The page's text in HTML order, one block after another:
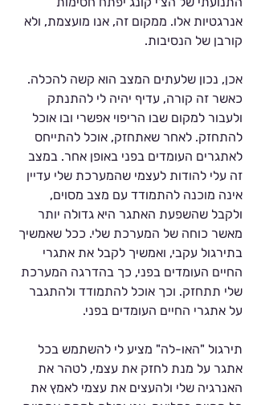
אנרגטיות אלו. ממקום זה, אנו מועצמת, ולא
קורבן של הנסיבות.
אכן, נכון שלעתים המצב הוא קשה להכלה.
כאשר זה קורה, עדיף יהיה לי להתנתק
ולעבור למקום שבו הריפוי אפשרי ובו אוכל
להתחזק. לאחר שאתחזק, אוכל להתייחס
לאתגרים העומדים בפני באופן אחר. במצב
זה עלי להודות לעצמי שהמערכת שלי עדיין
אינה מוכנה להתמודד עם מצב מסוים,
ולקבל שהשפעת האתגר היא גדולה יותר
מאשר כוחה של המערכת שלי. ככל שאמשיך
בתירגול עקבי, ואמשיך לקבל את אתגרי
החיים העומדים בפני, כך בהדרגה המערכת
שלי תתחזק. וכך אוכל להתמודד ולהתגבר
על אתגרי החיים העומדים בפני.
תירגול "האו-לה" מציע לי להשתמש בכל
אתגר על מנת לחזק את עצמי, לטהר את
האנרגיה שלי ולהעצים את עצמי לאמץ את